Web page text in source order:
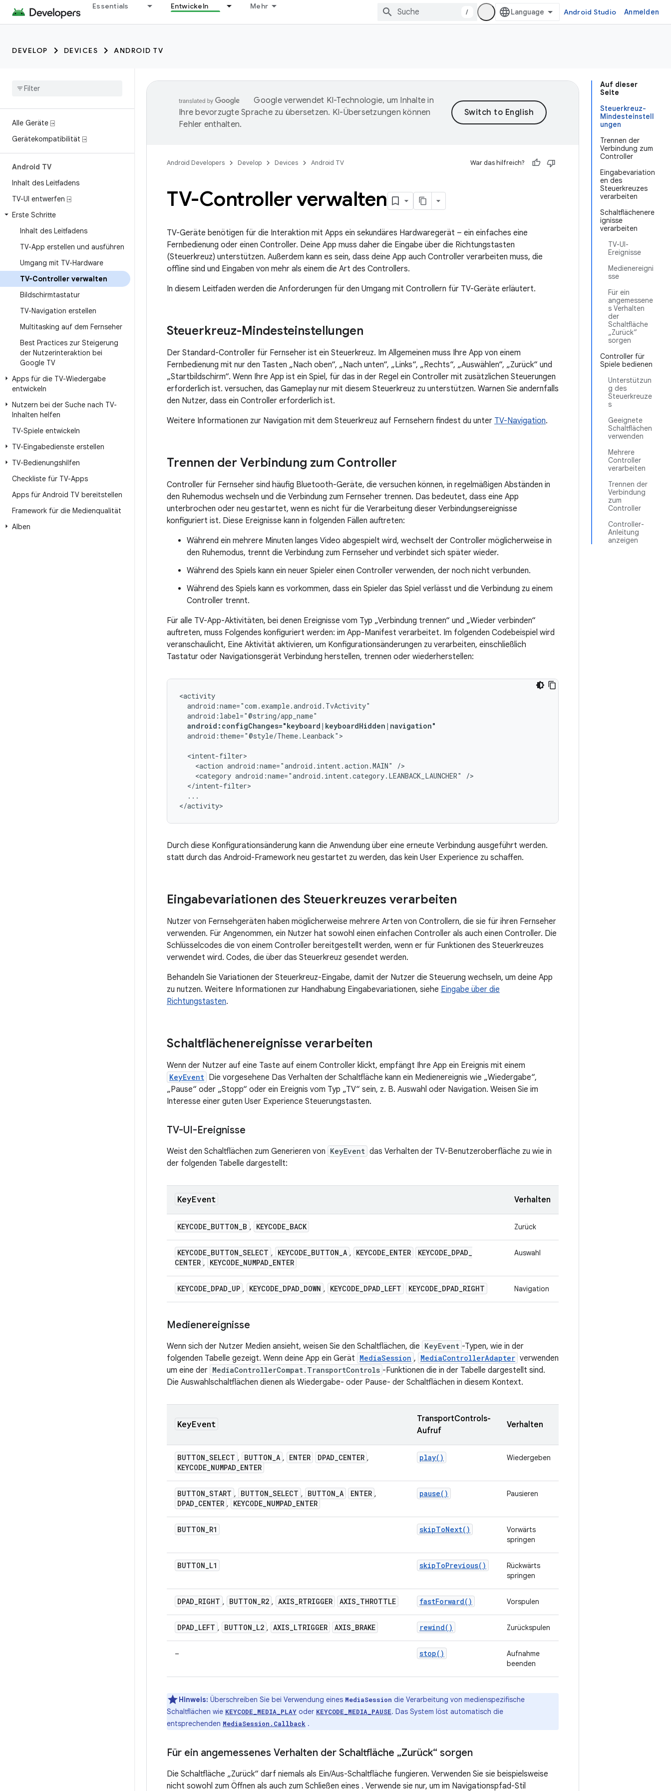
Essentials Entwickeln Mehr
/ Android Studio Anmelden
DEVELOP DEVICES ANDROID TV
Alle Geräte ⍈
Gerätekompatibilität ⍈
Android TV
Inhalt des Leitfadens
TV-UI entwerfen ⍈
Erste Schritte
Inhalt des Leitfadens
TV-App erstellen und ausführen
Umgang mit TV-Hardware
TV-Controller verwalten
Bildschirmtastatur
TV-Navigation erstellen
Multitasking auf dem Fernseher
Best Practices zur Steigerung
der Nutzerinteraktion bei
Google TV
Apps für die TV-Wiedergabe
entwickeln
Nutzern bei der Suche nach TV-
Inhalten helfen
TV-Spiele entwickeln
TV-Eingabedienste erstellen
TV-Bedienungshilfen
Checkliste für TV-Apps
Apps für Android TV bereitstellen
Framework für die Medienqualität
Alben
Auf dieser
Seite
Steuerkreuz-
Mindesteinstell
ungen
Trennen der
Verbindung zum
Controller
Eingabevariation
en des
Steuerkreuzes
verarbeiten
Schaltflächenere
ignisse
verarbeiten
TV-UI-
Ereignisse
Medienereigni
sse
Für ein
angemessene
s Verhalten
der
Schaltfläche
„Zurück“
sorgen
Controller für
Spiele bedienen
Unterstützun
g des
Steuerkreuze
s
Geeignete
Schaltflächen
verwenden
Mehrere
Controller
verarbeiten
Trennen der
Verbindung
zum
Controller
Controller-
Anleitung
anzeigen
Google verwendet KI-Technologie, um Inhalte in
Ihre bevorzugte Sprache zu übersetzen. KI-Übersetzungen können
Fehler enthalten.
Android Developers Develop Devices Android TV War das hilfreich?
TV-Controller verwalten
TV-Geräte benötigen für die Interaktion mit Apps ein sekundäres Hardwaregerät – ein einfaches eine
Fernbedienung oder einen Controller. Deine App muss daher die Eingabe über die Richtungstasten
(Steuerkreuz) unterstützen. Außerdem kann es sein, dass deine App auch Controller verarbeiten muss, die
offline sind und Eingaben von mehr als einem die Art des Controllers.
In diesem Leitfaden werden die Anforderungen für den Umgang mit Controllern für TV-Geräte erläutert.
Steuerkreuz-Mindesteinstellungen
Der Standard-Controller für Fernseher ist ein Steuerkreuz. Im Allgemeinen muss Ihre App von einem
Fernbedienung mit nur den Tasten „Nach oben“, „Nach unten“, „Links“, „Rechts“, „Auswählen“, „Zurück“ und
„Startbildschirm“. Wenn Ihre App ist ein Spiel, für das in der Regel ein Controller mit zusätzlichen Steuerungen
erforderlich ist. versuchen, das Gameplay nur mit diesem Steuerkreuz zu unterstützen. Warnen Sie andernfalls
den Nutzer, dass ein Controller erforderlich ist.
Weitere Informationen zur Navigation mit dem Steuerkreuz auf Fernsehern findest du unter TV-Navigation.
Trennen der Verbindung zum Controller
Controller für Fernseher sind häufig Bluetooth-Geräte, die versuchen können, in regelmäßigen Abständen in
den Ruhemodus wechseln und die Verbindung zum Fernseher trennen. Das bedeutet, dass eine App
unterbrochen oder neu gestartet, wenn es nicht für die Verarbeitung dieser Verbindungsereignisse
konfiguriert ist. Diese Ereignisse kann in folgenden Fällen auftreten:
Während ein mehrere Minuten langes Video abgespielt wird, wechselt der Controller möglicherweise in
den Ruhemodus, trennt die Verbindung zum Fernseher und verbindet sich später wieder.
Während des Spiels kann ein neuer Spieler einen Controller verwenden, der noch nicht verbunden.
Während des Spiels kann es vorkommen, dass ein Spieler das Spiel verlässt und die Verbindung zu einem
Controller trennt.
Für alle TV-App-Aktivitäten, bei denen Ereignisse vom Typ „Verbindung trennen“ und „Wieder verbinden“
auftreten, muss Folgendes konfiguriert werden: im App-Manifest verarbeitet. Im folgenden Codebeispiel wird
veranschaulicht, Eine Aktivität aktivieren, um Konfigurationsänderungen zu verarbeiten, einschließlich
Tastatur oder Navigationsgerät Verbindung herstellen, trennen oder wiederherstellen:
android:configChanges="keyboard|keyboardHidden|navigation"
android:theme="@style/Theme.Leanback">
<action android:name="android.intent.action.MAIN"
<category android:name="android.intent.category.LEANBACK_LAUNCHER"
...
</activity>
Durch diese Konfigurationsänderung kann die Anwendung über eine erneute Verbindung ausgeführt werden.
statt durch das Android-Framework neu gestartet zu werden, das kein User Experience zu schaffen.
Eingabevariationen des Steuerkreuzes verarbeiten
Nutzer von Fernsehgeräten haben möglicherweise mehrere Arten von Controllern, die sie für ihren Fernseher
verwenden. Für Angenommen, ein Nutzer hat sowohl einen einfachen Controller als auch einen Controller. Die
Schlüsselcodes die von einem Controller bereitgestellt werden, wenn er für Funktionen des Steuerkreuzes
verwendet wird. Codes, die über das Steuerkreuz gesendet werden.
Behandeln Sie Variationen der Steuerkreuz-Eingabe, damit der Nutzer die Steuerung wechseln, um deine App
zu nutzen. Weitere Informationen zur Handhabung Eingabevariationen, siehe Eingabe über die
Richtungstasten.
Schaltflächenereignisse verarbeiten
Wenn der Nutzer auf eine Taste auf einem Controller klickt, empfängt Ihre App ein Ereignis mit einem
KeyEvent Die vorgesehene Das Verhalten der Schaltfläche kann ein Medienereignis wie „Wiedergabe“,
„Pause“ oder „Stopp“ oder ein Ereignis vom Typ „TV“ sein, z. B. Auswahl oder Navigation. Weisen Sie im
Interesse einer guten User Experience Steuerungstasten.
TV-UI-Ereignisse
Weist den Schaltflächen zum Generieren von KeyEvent das Verhalten der TV-Benutzeroberfläche zu wie in
der folgenden Tabelle dargestellt:
KeyEvent Verhalten
KEYCODE_BUTTON_B , KEYCODE_BACK Zurück
KEYCODE_BUTTON_SELECT , KEYCODE_BUTTON_A , KEYCODE_ENTER KEYCODE_DPAD_
CENTER , KEYCODE_NUMPAD_ENTER
Auswahl
KEYCODE_DPAD_UP , KEYCODE_DPAD_DOWN , KEYCODE_DPAD_LEFT KEYCODE_DPAD_RIGHT Navigation
Medienereignisse
Wenn sich der Nutzer Medien ansieht, weisen Sie den Schaltflächen, die KeyEvent -Typen, wie in der
folgenden Tabelle gezeigt. Wenn deine App ein Gerät MediaSession , MediaControllerAdapter verwenden
um eine der MediaControllerCompat.TransportControls -Funktionen die in der Tabelle dargestellt sind.
Die Auswahlschaltflächen dienen als Wiedergabe- oder Pause- der Schaltflächen in diesem Kontext.
KeyEvent
TransportControls-
Aufruf
Verhalten
BUTTON_SELECT , BUTTON_A , ENTER DPAD_CENTER ,
KEYCODE_NUMPAD_ENTER
play() Wiedergeben
BUTTON_START , BUTTON_SELECT , BUTTON_A ENTER ,
DPAD_CENTER , KEYCODE_NUMPAD_ENTER
pause() Pausieren
BUTTON_R1 skipToNext()
Vorwärts
springen
BUTTON_L1 skipToPrevious()
Rückwärts
springen
DPAD_RIGHT , BUTTON_R2 , AXIS_RTRIGGER AXIS_THROTTLE fastForward() Vorspulen
DPAD_LEFT , BUTTON_L2 , AXIS_LTRIGGER AXIS_BRAKE rewind() Zurückspulen
– stop()
Aufnahme
beenden
Hinweis: Überschreiben Sie bei Verwendung eines MediaSession die Verarbeitung von medienspezifische
Schaltflächen wie KEYCODE_MEDIA_PLAY oder KEYCODE_MEDIA_PAUSE. Das System löst automatisch die
entsprechenden MediaSession.Callback .
Für ein angemessenes Verhalten der Schaltfläche „Zurück“ sorgen
Die Schaltfläche „Zurück“ darf niemals als Ein/Aus-Schaltfläche fungieren. Verwenden Sie sie beispielsweise
nicht sowohl zum Öffnen als auch zum Schließen eines . Verwende sie nur, um im Navigationspfad-Stil